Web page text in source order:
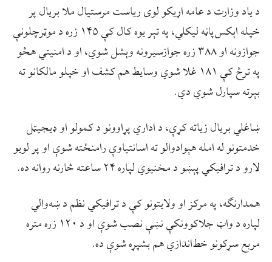
د ياد وزارت د عامه اړیکو لوی ریاست مرستیال ملا بريال پر
خپله اېکس‌پاڼه ليکلي، په تېر یوه کال کې ۱۴۵ زره د موټرچلونې
جوازونه او ۳۸۸ زره جوازسیرونه وېشل شوي، او د امنیتي هڅو
په ترڅ کې ۱۸۱ غلا شوي وسایط هم کشف او خپلو مالکانو ته
بېرته سپارل شوي دي.
ښاغلي بريال زياته کړې، د اداري پړاوونو د کمولو او ډیجیټل
خدمتونو له امله هېوادوالو ته اسانتیاوې رامنځته شوې او پر لویو
لارو د ترافیکي پېښو د مخنیوي لپاره ۲۴ ساعته څارنه روانه ده.
همدارنګه، په مرکز او ولایتونو کې د ترافیکي نظم د ښه‌والي
لپاره د واټ جلاکوونکې نښې نصب شوې او د ۱۲۰ زره متره
مربع سړکونو خط‌اندازي هم بشپړه شوې ده.